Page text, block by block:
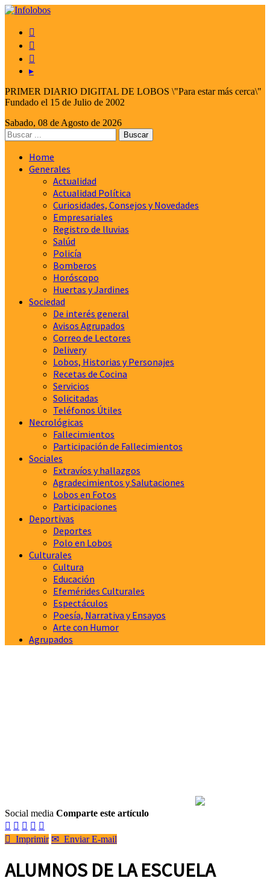



▸
PRIMER DIARIO DIGITAL DE LOBOS \"Para estar más cerca\"
Fundado el 15 de Julio de 2002
Sabado, 08 de Agosto de 2026
Home
Generales
Actualidad
Actualidad Política
Curiosidades, Consejos y Novedades
Empresariales
Registro de lluvias
Salúd
Policía
Bomberos
Horóscopo
Huertas y Jardines
Sociedad
De interés general
Avisos Agrupados
Correo de Lectores
Delivery
Lobos, Historias y Personajes
Recetas de Cocina
Servicios
Solicitadas
Teléfonos Útiles
Necrológicas
Fallecimientos
Participación de Fallecimientos
Sociales
Extravíos y hallazgos
Agradecimientos y Salutaciones
Lobos en Fotos
Participaciones
Deportivas
Deportes
Polo en Lobos
Culturales
Cultura
Educación
Efemérides Culturales
Espectáculos
Poesía, Narrativa y Ensayos
Arte con Humor
Agrupados
Social media Comparte este artículo
    
 Imprimir ✉ Enviar E-mail
ALUMNOS DE LA ESCUELA